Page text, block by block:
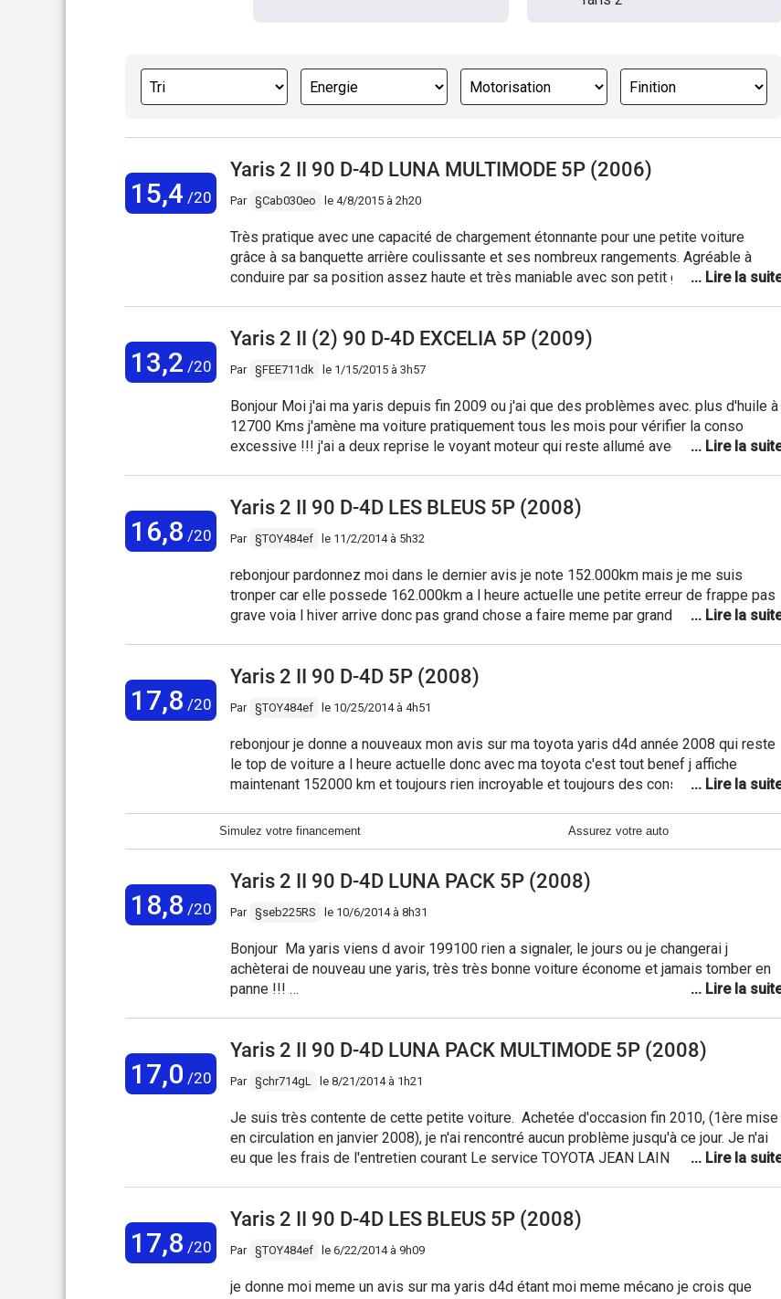
15,4 /20
Yaris 2 II 90 D-4D LUNA MULTIMODE 5P (2006)
Par §Cab030eo le 4/8/2015 à 2h20
Très pratique avec une capacité de chargement étonnante pour une petite voiture
grâce à sa banquette arrière coulissante et ses nombreux rangements. Agréable à
conduire par sa position assez haute et très maniable avec son petit gabarit et son
faiblir. Un peu creux toutefois en dessous de 1800 tours, il devient plus tonique après.
problème depuis l'origine (juste la batterie changée à 5 ans, les plaquettes de frein
récemment, et les pneus). Elle vieillie bien et il y a peu d'électronique. Son gros défaut
(qui peut être rédhibitoire), est son manque d'insonorisation surtout à l'accélération où
le moteur joue des castagnettes, et la boîte robotisée pourtant agréable à la conduite
mais bruyante en ville lors des passages et rétrogradages en première et seconde.
Consommation moyenne autour de 5 L (variant entre 4,1 L et 6 L selon les trajets).
Concessionnaire Toyota de Perpignan à recommander (aimable, sérieux et honnête).
13,2 /20
Yaris 2 II (2) 90 D-4D EXCELIA 5P (2009)
Par §FEE711dk le 1/15/2015 à 3h57
Bonjour Moi j'ai ma yaris depuis fin 2009 ou j'ai que des problèmes avec. plus d'huile à
12700 Kms j'amène ma voiture pratiquement tous les mois pour vérifier la conso
excessive !!! j'ai a deux reprise le voyant moteur qui reste allumé avec perte de
été changé sous garantie y a 1 an 1/2. aujourd'hui je ne suis plus en sécurité dedans
en doublant. j'attaque en justice TOYOTA FRANCE et je vous incite à le faire si vous
aussi vous avez des pb car c connu chez toy mais ne veule rien dire. prix du véhicule
18 0000 € et cela dur depuis 5 ans avec courrier recommandé en veux tu en voilà !!!
16,8 /20
Yaris 2 II 90 D-4D LES BLEUS 5P (2008)
Par §TOY484ef le 11/2/2014 à 5h32
rebonjour pardonnez moi dans le dernier avis je note 152.000km mais je me suis
tronper car elle possede 162.000km a l heure actuelle une petite erreur de frappe pas
grave voia l hiver arrive donc pas grand chose a faire meme par grand froid c'est au
roulant elle va chauffer toute seule le top bonne route
17,8 /20
Yaris 2 II 90 D-4D 5P (2008)
Par §TOY484ef le 10/25/2014 à 4h51
rebonjour je donne a nouveaux mon avis sur ma toyota yaris d4d année 2008 qui reste
le top de voiture a l heure actuelle donc avec ma toyota c'est tout benef j affiche
maintenant 152000 km et toujours rien incroyable et toujours des consommations ultra
panne qui va avec je rappelle je suis un ancien mécano donc vous l avez compris
toyota c'est le top un point c'est tout incroyable meme pas changer une ampoule c'est
faire des économies a bon entendeur bonne route a tous Toyoyine
Simulez votre financement Assurez votre auto
18,8 /20
Yaris 2 II 90 D-4D LUNA PACK 5P (2008)
Par §seb225RS le 10/6/2014 à 8h31
Bonjour Ma yaris viens d avoir 199100 rien a signaler, le jours ou je changerai j
achèterai de nouveau une yaris, très très bonne voiture économe et jamais tomber en
panne !!!
**************************************************************************************
*******************************************
17,0 /20
Yaris 2 II 90 D-4D LUNA PACK MULTIMODE 5P (2008)
Par §chr714gL le 8/21/2014 à 1h21
Je suis très contente de cette petite voiture. Achetée d'occasion fin 2010, (1ère mise
en circulation en janvier 2008), je n'ai rencontré aucun problème jusqu'à ce jour. Je n'ai
eu que les frais de l'entretien courant Le service TOYOTA JEAN LAIN à CHAMBERY
17,8 /20
Yaris 2 II 90 D-4D LES BLEUS 5P (2008)
Par §TOY484ef le 6/22/2014 à 9h09
je donne moi meme un avis sur ma yaris d4d étant moi meme mécano je crois que